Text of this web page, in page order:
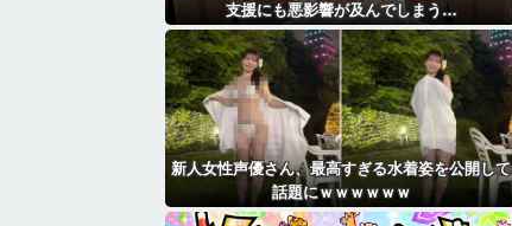
支援にも悪影響が及んでしまう…
新人女性声優さん、最高すぎる水着姿を公開して
話題にｗｗｗｗｗｗ